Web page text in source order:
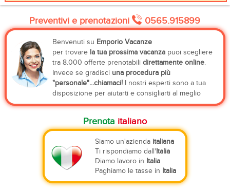
Preventivi e prenotazioni 0565.915899
Benvenuti su Emporio Vacanze
per trovare la tua prossima vacanzapuoi scegliere
tra 8.000 offerte prenotabili direttamente online.
Invece se gradisci una procedura più
"personale"...chiamaci!I nostri esperti sono a tua
disposizione per aiutarti e consigliarti al meglio
Prenota italiano
Siamo un'azienda italiana
Ti rispondiamo dall'Italia
Diamo lavoro in Italia
Paghiamo le tasse in Italia